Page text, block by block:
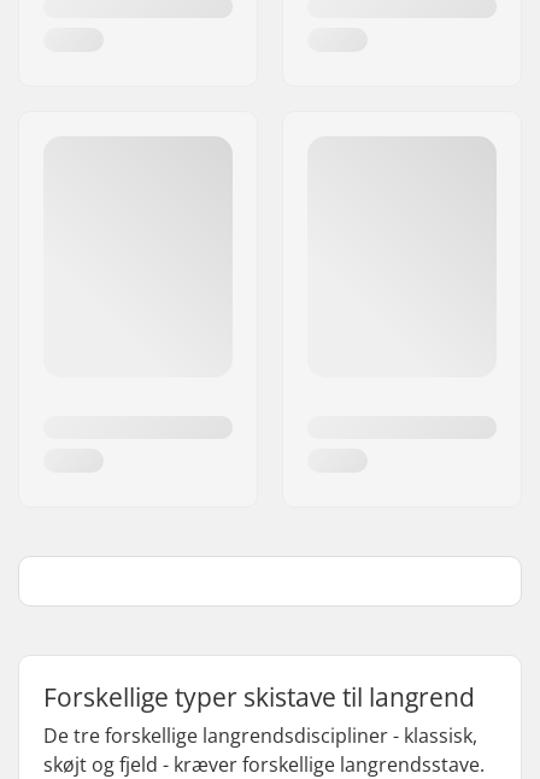
Forskellige typer skistave til langrend
De tre forskellige langrendsdiscipliner - klassisk,
skøjt og fjeld - kræver forskellige langrendsstave.